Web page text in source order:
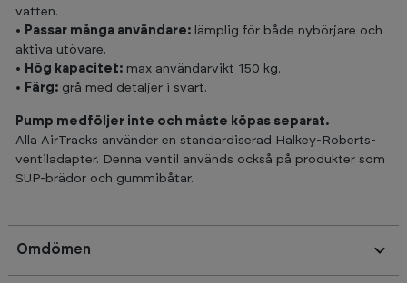
vatten.
• Passar många användare: lämplig för både nybörjare och
aktiva utövare.
• Hög kapacitet: max användarvikt 150 kg.
• Färg: grå med detaljer i svart.
Pump medföljer inte och måste köpas separat.
Alla AirTracks använder en standardiserad Halkey-Roberts-
ventiladapter. Denna ventil används också på produkter som
SUP-brädor och gummibåtar.
Omdömen